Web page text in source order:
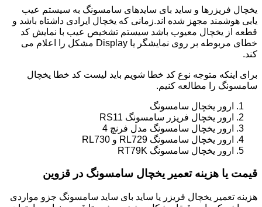
یخچال فریزرها و ساید بای سایدهای سامسونگ به سیستم عیب
یابی هوشمند مجهز شده اند.زمانی که یخچال ایرادی داشتاه باشد و
قطعه از یخچال معیوب باشد سیستم تشخیص عیب با نمایش کد
خطای مربوطه بر روی نمایشگر یا Display مشکل را اعلام می
کند.
برای اینکه متوجه نوع کد خطا شویم باید لیست کد خطا یخچال
سامسونگ را مطالعه کنیم.
ارور یخچال سامسونگ
ارور یخچال فریزر سامسونگ RS11
ارور یخچال سامسونگ مدل فرنچ 4
ارور یخچال سامسونگ RL729 و RL730
ارور یخچال سامسونگ RT79K
قیمت یا هزینه تعمیر یخچال سامسونگ در قزوین
هزینه تعمیر یخچال فریزر یا ساید بای ساید سامسونگ جزو مواردی